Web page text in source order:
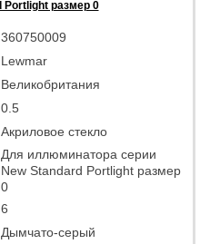
Portlight размер 0
360750009
Lewmar
Великобритания
0.5
Акриловое стекло
Для иллюминатора серии
New Standard Portlight размер
0
6
Дымчато-серый